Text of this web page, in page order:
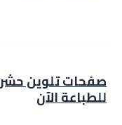
صفحات تلوين
للطباعة الآن